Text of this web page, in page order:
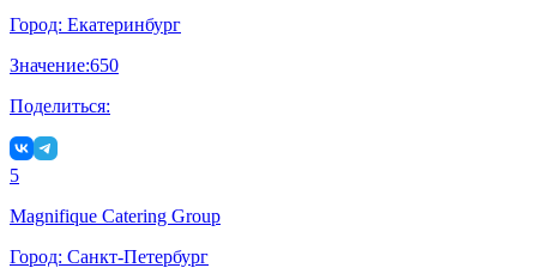
Город: Екатеринбург
Значение:650
Поделиться:
5
Magnifique Catering Group
Город: Санкт-Петербург